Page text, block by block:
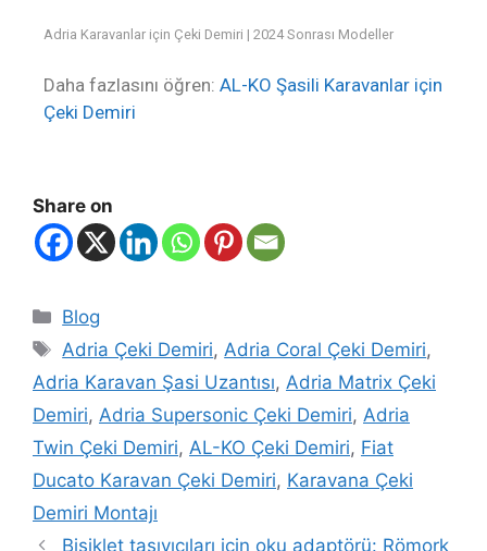
Adria Karavanlar için Çeki Demiri | 2024 Sonrası Modeller
Daha fazlasını öğren: AL-KO Şasili Karavanlar için
Çeki Demiri
Share on
Blog
Adria Çeki Demiri, Adria Coral Çeki Demiri,
Adria Karavan Şasi Uzantısı, Adria Matrix Çeki
Demiri, Adria Supersonic Çeki Demiri, Adria
Twin Çeki Demiri, AL-KO Çeki Demiri, Fiat
Ducato Karavan Çeki Demiri, Karavana Çeki
Demiri Montajı
Bisiklet taşıyıcıları için oku adaptörü: Römork